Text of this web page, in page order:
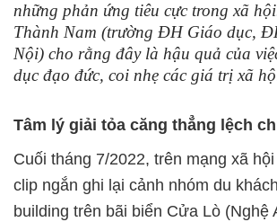
những phản ứng tiêu cực trong xã
Thành Nam (trường ĐH Giáo dục,
Nội) cho rằng đây là hậu quả của
dục đạo đức, coi nhẹ các giá trị xã
Tâm lý giải tỏa căng thẳng lệch
Cuối tháng 7/2022, trên mạng xã
clip ngắn ghi lại cảnh nhóm du
building trên bãi biển Cửa Lò (Nghệ